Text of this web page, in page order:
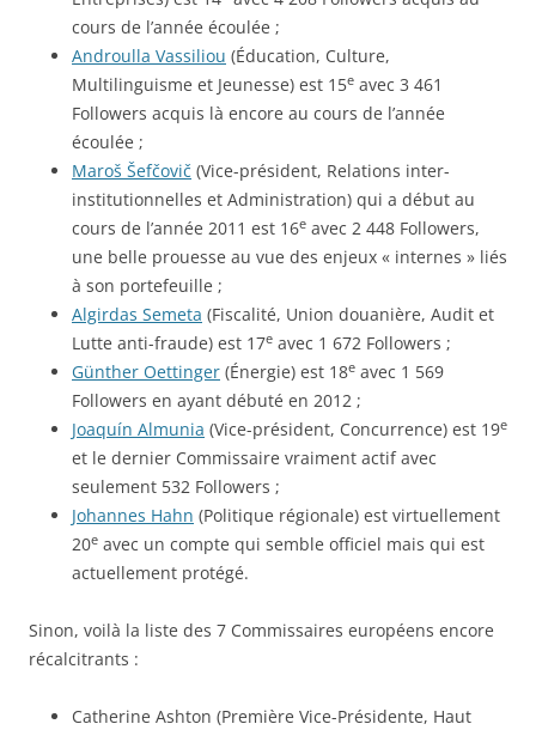
cours de l’année écoulée ;
Androulla Vassiliou (Éducation, Culture,
Multilinguisme et Jeunesse) est 15e avec 3 461
Followers acquis là encore au cours de l’année
écoulée ;
Maroš Šefčovič (Vice-président, Relations inter-
institutionnelles et Administration) qui a début au
cours de l’année 2011 est 16e avec 2 448 Followers,
une belle prouesse au vue des enjeux « internes » liés
à son portefeuille ;
Algirdas Semeta (Fiscalité, Union douanière, Audit et
Lutte anti-fraude) est 17e avec 1 672 Followers ;
Günther Oettinger (Énergie) est 18e avec 1 569
Followers en ayant débuté en 2012 ;
Joaquín Almunia (Vice-président, Concurrence) est 19e
et le dernier Commissaire vraiment actif avec
seulement 532 Followers ;
Johannes Hahn (Politique régionale) est virtuellement
20e avec un compte qui semble officiel mais qui est
actuellement protégé.
Sinon, voilà la liste des 7 Commissaires européens encore
récalcitrants :
Catherine Ashton (Première Vice-Présidente, Haut